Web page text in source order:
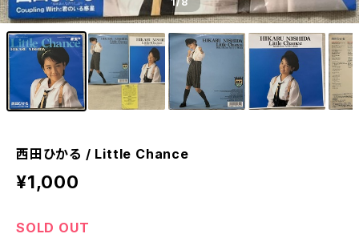
西田ひかる / Little Chance
¥1,000
SOLD OUT